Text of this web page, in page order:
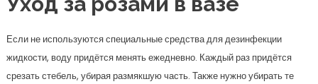
Если не используются специальные средства для дезинфекции
жидкости, воду придётся менять ежедневно. Каждый раз придётся
срезать стебель, убирая размякшую часть. Также нужно убирать те